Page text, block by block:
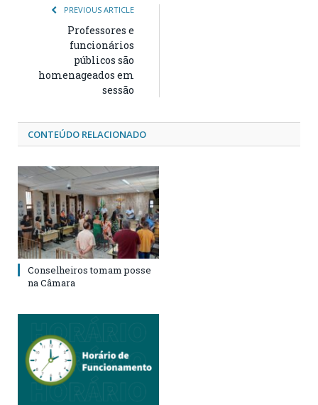
PREVIOUS ARTICLE
Professores e
funcionários
públicos são
homenageados em
sessão
CONTEÚDO RELACIONADO
Conselheiros tomam posse
na Câmara